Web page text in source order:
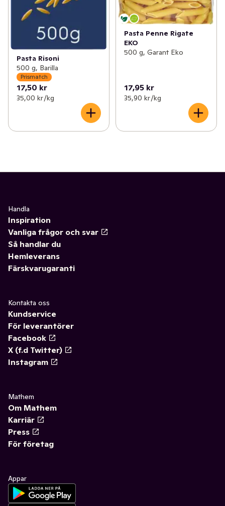
Pasta Risoni
500 g, Barilla
Prismatch
17,50 kr
35,00 kr /kg
Pasta Penne Rigate
EKO
500 g, Garant Eko
17,95 kr
35,90 kr /kg
Handla
Inspiration
Vanliga frågor och svar
Så handlar du
Hemleverans
Färskvarugaranti
Kontakta oss
Kundservice
För leverantörer
Facebook
X (f.d Twitter)
Instagram
Mathem
Om Mathem
Karriär
Press
För företag
Appar